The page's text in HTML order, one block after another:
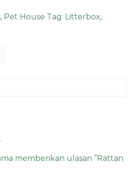
, Pet House Tag: Litterbox,
memberikan ulasan “Rattan